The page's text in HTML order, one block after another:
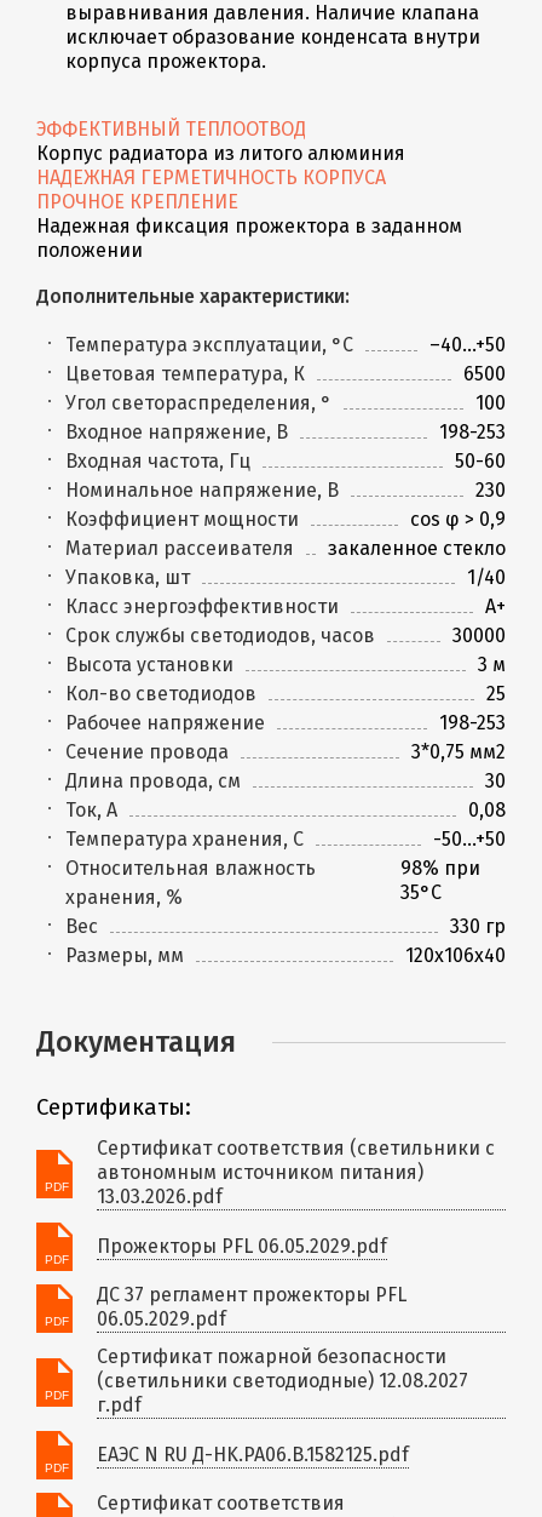
выравнивания давления. Наличие клапана
исключает образование конденсата внутри
корпуса прожектора.
ЭФФЕКТИВНЫЙ ТЕПЛООТВОД
Корпус радиатора из литого алюминия
НАДЕЖНАЯ ГЕРМЕТИЧНОСТЬ КОРПУСА
ПРОЧНОЕ КРЕПЛЕНИЕ
Надежная фиксация прожектора в заданном
положении
Дополнительные характеристики:
Температура эксплуатации, °С
–40...+50
Цветовая температура, К
6500
Угол светораспределения, °
100
Входное напряжение, В
198-253
Входная частота, Гц
50-60
Номинальное напряжение, В
230
Коэффициент мощности
cos φ > 0,9
Материал рассеивателя
закаленное стекло
Упаковка, шт
1/40
Класс энергоэффективности
A+
Срок службы светодиодов, часов
30000
Высота установки
3 м
Кол-во светодиодов
25
Рабочее напряжение
198-253
Сечение провода
3*0,75 мм2
Длина провода, см
30
Ток, А
0,08
Температура хранения, C
-50...+50
Относительная влажность
хранения, %
98% при
35°С
Вес
330 гр
Размеры, мм
120х106х40
Документация
Сертификаты:
Сертификат соответствия (светильники с
автономным источником питания)
13.03.2026.pdf
Прожекторы PFL 06.05.2029.pdf
ДС 37 регламент прожекторы PFL
06.05.2029.pdf
Сертификат пожарной безопасности
(светильники светодиодные) 12.08.2027
г.pdf
ЕАЭС N RU Д-HK.РА06.В.1582125.pdf
Сертификат соответствия